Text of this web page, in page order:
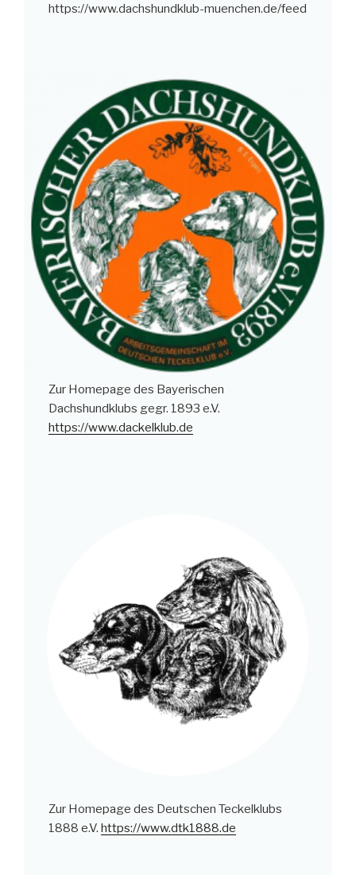
https://www.dachshundklub-muenchen.de/feed
Zur Homepage des Bayerischen
Dachshundklubs gegr. 1893 e.V.
https://www.dackelklub.de
Zur Homepage des Deutschen Teckelklubs
1888 e.V.https://www.dtk1888.de